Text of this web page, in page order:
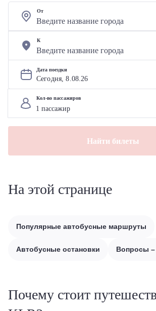
От
К
Дата поездки
Сегодня, 8.08.26
Кол-во пассажиров
Найти билеты
На этой странице
Популярные автобусные маршруты
Автобусные остановки Вопросы
Почему стоит